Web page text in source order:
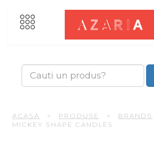
ACASA > PRODUSE > BRANDS
MICKEY SHAPE CANDLES